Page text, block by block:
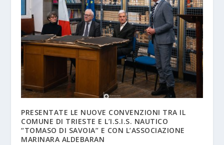
PRESENTATE LE NUOVE CONVENZIONI TRA IL
COMUNE DI TRIESTE E L’I.S.I.S. NAUTICO
“TOMASO DI SAVOIA” E CON L’ASSOCIAZIONE
MARINARA ALDEBARAN